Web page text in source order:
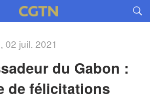
02 juil. 2021
du Gabon :
de félicitations